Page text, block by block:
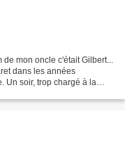
de mon oncle c'était Gilbert...
dans les années
Un soir, trop chargé à la